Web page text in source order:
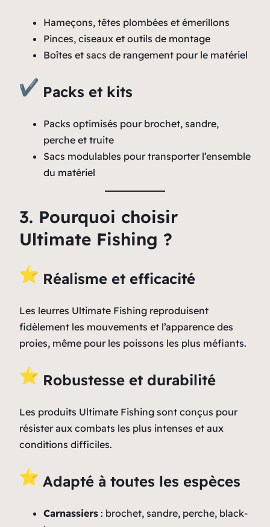
Hameçons, têtes plombées et émerillons
Pinces, ciseaux et outils de montage
Boîtes et sacs de rangement pour le matériel
Packs et kits
Packs optimisés pour brochet, sandre,
perche et truite
Sacs modulables pour transporter l’ensemble
du matériel
3. Pourquoi choisir
Ultimate Fishing ?
Réalisme et efficacité
Les leurres Ultimate Fishing reproduisent
fidèlement les mouvements et l’apparence des
proies, même pour les poissons les plus méfiants.
Robustesse et durabilité
Les produits Ultimate Fishing sont conçus pour
résister aux combats les plus intenses et aux
conditions difficiles.
Adapté à toutes les espèces
Carnassiers : brochet, sandre, perche, black-